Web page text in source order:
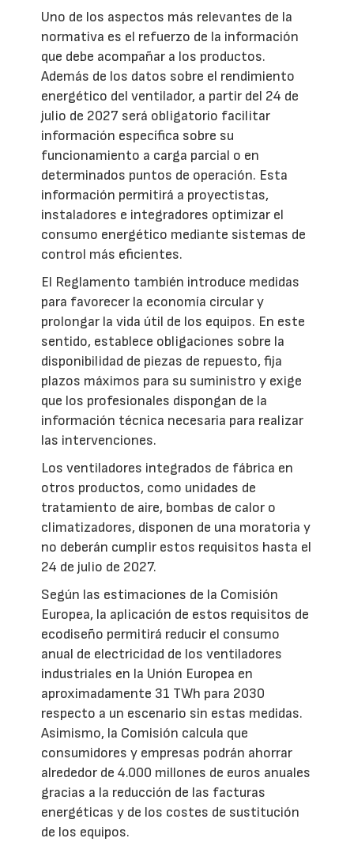
Uno de los aspectos más relevantes de la
normativa es el refuerzo de la información
que debe acompañar a los productos.
Además de los datos sobre el rendimiento
energético del ventilador, a partir del 24 de
julio de 2027 será obligatorio facilitar
información específica sobre su
funcionamiento a carga parcial o en
determinados puntos de operación. Esta
información permitirá a proyectistas,
instaladores e integradores optimizar el
consumo energético mediante sistemas de
control más eficientes.
El Reglamento también introduce medidas
para favorecer la economía circular y
prolongar la vida útil de los equipos. En este
sentido, establece obligaciones sobre la
disponibilidad de piezas de repuesto, fija
plazos máximos para su suministro y exige
que los profesionales dispongan de la
información técnica necesaria para realizar
las intervenciones.
Los ventiladores integrados de fábrica en
otros productos, como unidades de
tratamiento de aire, bombas de calor o
climatizadores, disponen de una moratoria y
no deberán cumplir estos requisitos hasta el
24 de julio de 2027.
Según las estimaciones de la Comisión
Europea, la aplicación de estos requisitos de
ecodiseño permitirá reducir el consumo
anual de electricidad de los ventiladores
industriales en la Unión Europea en
aproximadamente 31 TWh para 2030
respecto a un escenario sin estas medidas.
Asimismo, la Comisión calcula que
consumidores y empresas podrán ahorrar
alrededor de 4.000 millones de euros anuales
gracias a la reducción de las facturas
energéticas y de los costes de sustitución
de los equipos.